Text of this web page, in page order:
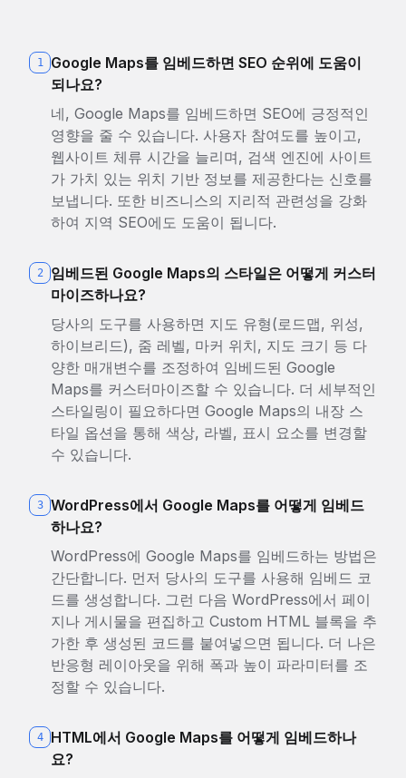
1
Google Maps를 임베드하면 SEO 순위에 도움이
되나요?
네, Google Maps를 임베드하면 SEO에 긍정적인
영향을 줄 수 있습니다. 사용자 참여도를 높이고,
웹사이트 체류 시간을 늘리며, 검색 엔진에 사이트
가 가치 있는 위치 기반 정보를 제공한다는 신호를
보냅니다. 또한 비즈니스의 지리적 관련성을 강화
하여 지역 SEO에도 도움이 됩니다.
2
임베드된 Google Maps의 스타일은 어떻게 커스터
마이즈하나요?
당사의 도구를 사용하면 지도 유형(로드맵, 위성,
하이브리드), 줌 레벨, 마커 위치, 지도 크기 등 다
양한 매개변수를 조정하여 임베드된 Google
Maps를 커스터마이즈할 수 있습니다. 더 세부적인
스타일링이 필요하다면 Google Maps의 내장 스
타일 옵션을 통해 색상, 라벨, 표시 요소를 변경할
수 있습니다.
3
WordPress에서 Google Maps를 어떻게 임베드
하나요?
WordPress에 Google Maps를 임베드하는 방법은
간단합니다. 먼저 당사의 도구를 사용해 임베드 코
드를 생성합니다. 그런 다음 WordPress에서 페이
지나 게시물을 편집하고 Custom HTML 블록을 추
가한 후 생성된 코드를 붙여넣으면 됩니다. 더 나은
반응형 레이아웃을 위해 폭과 높이 파라미터를 조
정할 수 있습니다.
4
HTML에서 Google Maps를 어떻게 임베드하나
요?